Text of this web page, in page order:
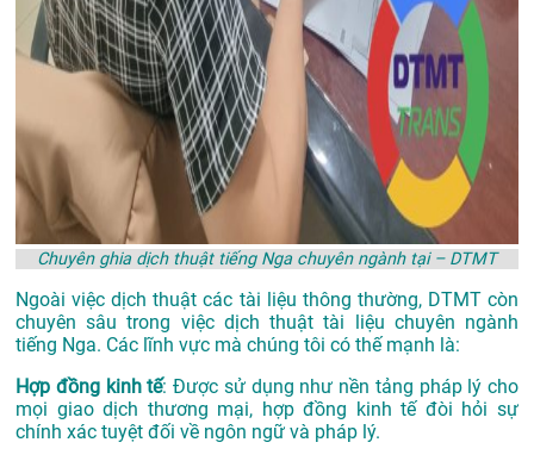
Chuyên ghia dịch thuật tiếng Nga chuyên ngành tại – DTMT
Ngoài việc dịch thuật các tài liệu thông thường, DTMT còn
chuyên sâu trong việc dịch thuật tài liệu chuyên ngành
tiếng Nga. Các lĩnh vực mà chúng tôi có thế mạnh là:
Hợp đồng kinh tế: Được sử dụng như nền tảng pháp lý cho
mọi giao dịch thương mại, hợp đồng kinh tế đòi hỏi sự
chính xác tuyệt đối về ngôn ngữ và pháp lý.